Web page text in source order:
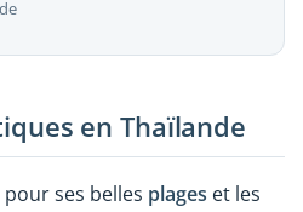
en Thaïlande
ses belles plages et les